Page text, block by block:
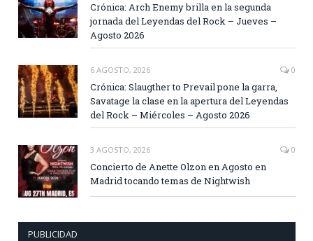
Crónica: Arch Enemy brilla en la segunda
jornada del Leyendas del Rock – Jueves –
Agosto 2026
6 AGOSTO, 2026 0
Crónica: Slaugther to Prevail pone la garra,
Savatage la clase en la apertura del Leyendas
del Rock – Miércoles – Agosto 2026
3 AGOSTO, 2026 0
Concierto de Anette Olzon en Agosto en
Madrid tocando temas de Nightwish
PUBLICIDAD